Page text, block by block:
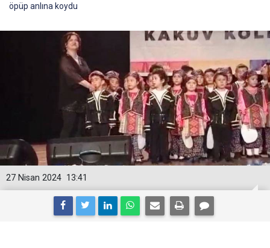
öpüp anlına koydu
13:41
27 Nisan 2024